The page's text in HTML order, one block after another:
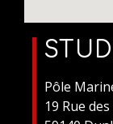
Pôle
19 Rue